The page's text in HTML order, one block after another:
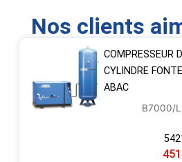
Nos clients
COMPRESSEUR
CYLINDRE
ABAC
B7000/